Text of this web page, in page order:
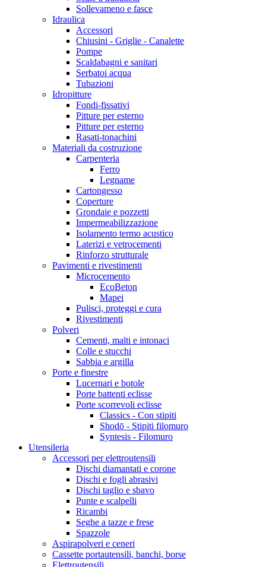
Sollevameno e fasce
Idraulica
Accessori
Chiusini - Griglie - Canalette
Pompe
Scaldabagni e sanitari
Serbatoi acqua
Tubazioni
Idropitture
Fondi-fissativi
Pitture per esterno
Pitture per esterno
Rasati-tonachini
Materiali da costruzione
Carpenteria
Ferro
Legname
Cartongesso
Coperture
Grondaie e pozzetti
Impermeabilizzazione
Isolamento termo acustico
Laterizi e vetrocementi
Rinforzo strutturale
Pavimenti e rivestimenti
Microcemento
EcoBeton
Mapei
Pulisci, proteggi e cura
Rivestimenti
Polveri
Cementi, malti e intonaci
Colle e stucchi
Sabbia e argilla
Porte e finestre
Lucernari e botole
Porte battenti eclisse
Porte scorrevoli eclisse
Classics - Con stipiti
Shodō - Stipiti filomuro
Syntesis - Filomuro
Utensileria
Accessori per elettroutensili
Dischi diamantati e corone
Dischi e fogli abrasivi
Dischi taglio e sbavo
Punte e scalpelli
Ricambi
Seghe a tazze e frese
Spazzole
Aspirapolveri e ceneri
Cassette portautensili, banchi, borse
Elettroutensili